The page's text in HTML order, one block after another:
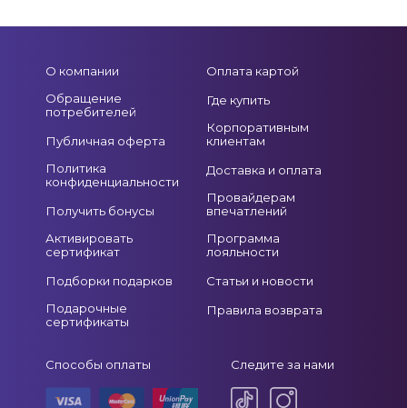
О компании
Обращение
потребителей
Публичная оферта
Политика
конфиденциальности
Получить бонусы
Активировать
сертификат
Подборки подарков
Подарочные
сертификаты
Оплата картой
Где купить
Корпоративным
клиентам
Доставка и оплата
Провайдерам
впечатлений
Программа
лояльности
Статьи и новости
Правила возврата
Способы оплаты Следите за нами